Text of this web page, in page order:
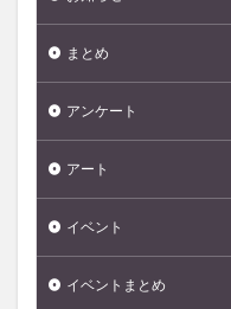
まとめ
アンケート
アート
イベント
イベントまとめ